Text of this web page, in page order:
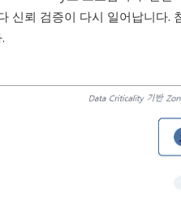
신뢰 검증이 다시 일어납니다.